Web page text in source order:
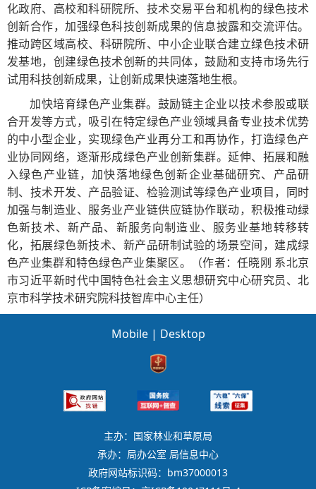
化政府、高校和科研院所、技术交易平台和机构的绿色技术
创新合作，加强绿色科技创新成果的信息披露和交流评估。
推动跨区域高校、科研院所、中小企业联合建立绿色技术研
发基地，创建绿色技术创新的共同体，鼓励和支持市场先行
试用科技创新成果，让创新成果快速落地生根。
加快培育绿色产业集群。鼓励链主企业以技术参股或联
合开发等方式，吸引在特定绿色产业领域具备专业技术优势
的中小型企业，实现绿色产业再分工和再协作，打造绿色产
业协同网络，逐渐形成绿色产业创新集群。延伸、拓展和融
入绿色产业链，加快落地绿色创新企业基础研究、产品研
制、技术开发、产品验证、检验测试等绿色产业项目，同时
加强与制造业、服务业产业链供应链协作联动，积极推动绿
色新技术、新产品、新服务向制造业、服务业基地转移转
化，拓展绿色新技术、新产品研制试验的场景空间，建成绿
色产业集群和特色绿色产业集聚区。
（作者：任晓刚 系北京
市习近平新时代中国特色社会主义思想研究中心研究员、北
京市科学技术研究院科技智库中心主任）
Mobile | Desktop
主办：国家林业和草原局
承办：局办公室 局信息中心
政府网站标识码：bm37000013